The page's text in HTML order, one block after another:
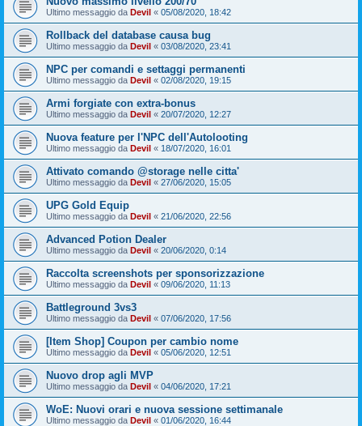
Ultimo messaggio da Devil « 05/08/2020, 18:42
Rollback del database causa bug
Ultimo messaggio da Devil « 03/08/2020, 23:41
NPC per comandi e settaggi permanenti
Ultimo messaggio da Devil « 02/08/2020, 19:15
Armi forgiate con extra-bonus
Ultimo messaggio da Devil « 20/07/2020, 12:27
Nuova feature per l'NPC dell'Autolooting
Ultimo messaggio da Devil « 18/07/2020, 16:01
Attivato comando @storage nelle citta'
Ultimo messaggio da Devil « 27/06/2020, 15:05
UPG Gold Equip
Ultimo messaggio da Devil « 21/06/2020, 22:56
Advanced Potion Dealer
Ultimo messaggio da Devil « 20/06/2020, 0:14
Raccolta screenshots per sponsorizzazione
Ultimo messaggio da Devil « 09/06/2020, 11:13
Battleground 3vs3
Ultimo messaggio da Devil « 07/06/2020, 17:56
[Item Shop] Coupon per cambio nome
Ultimo messaggio da Devil « 05/06/2020, 12:51
Nuovo drop agli MVP
Ultimo messaggio da Devil « 04/06/2020, 17:21
WoE: Nuovi orari e nuova sessione settimanale
Ultimo messaggio da Devil « 01/06/2020, 16:44